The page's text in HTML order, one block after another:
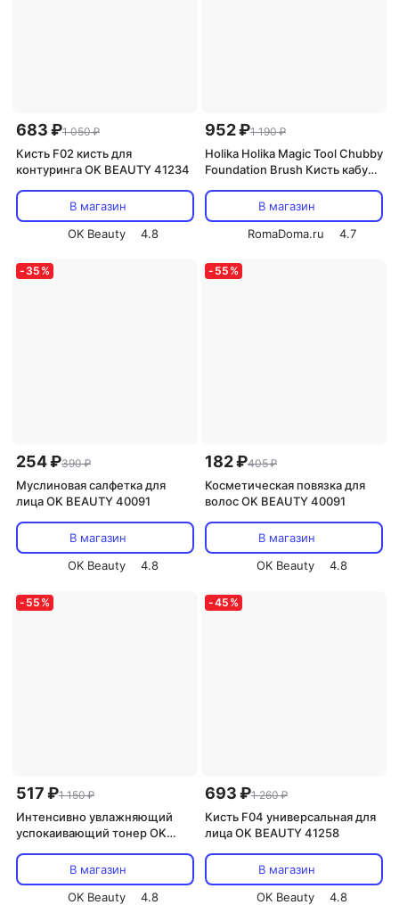
683 ₽1 050 ₽
Кисть F02 кисть для
контуринга OK BEAUTY 41234
В магазин
OK Beauty
4.8
952 ₽1 190 ₽
Holika Holika Magic Tool Chubby
Foundation Brush Кисть кабуки
основы 1штВ магазин
RomaDoma.ru
4.7
- 35 %
254 ₽390 ₽
Муслиновая салфетка для
лица OK BEAUTY 40091
В магазин
OK Beauty
4.8
- 55 %
182 ₽405 ₽
Косметическая повязка для
волос OK BEAUTY 40091
В магазин
OK Beauty
4.8
- 55 %
517 ₽1 150 ₽
Интенсивно увлажняющий
успокаивающий тонер OK
В магазин
OK Beauty
4.8
-45 %
693 ₽1 260 ₽
Кисть F04 универсальная для
лица OK BEAUTY 41258
В магазин
OK Beauty
4.8